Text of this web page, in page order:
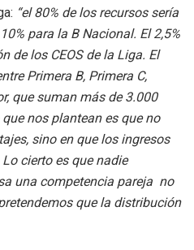
“el 80% de los recursos sería
para la B Nacional. El 2,5%
de los CEOS de la Liga. El
Primera B, Primera C,
que suman más de 3.000
nos plantean es que no
sino en que los ingresos
cierto es que nadie
una competencia pareja no
que la distribución